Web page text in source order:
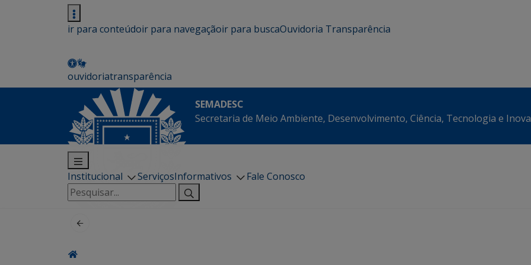
ir para conteúdoir para navegaçãoir para buscaOuvidoria Transparência
ouvidoriatransparência
SEMADESC
Secretaria de Meio Ambiente, Desenvolvimento, Ciência, Tecnologia e
Institucional ServiçosInformativos
Fale Conosco
Pesquisar
por: